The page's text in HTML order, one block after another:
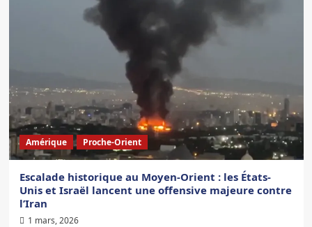
Amérique Proche-Orient
Escalade historique au Moyen-Orient : les États-
Unis et Israël lancent une offensive majeure contre
l’Iran
1 mars, 2026